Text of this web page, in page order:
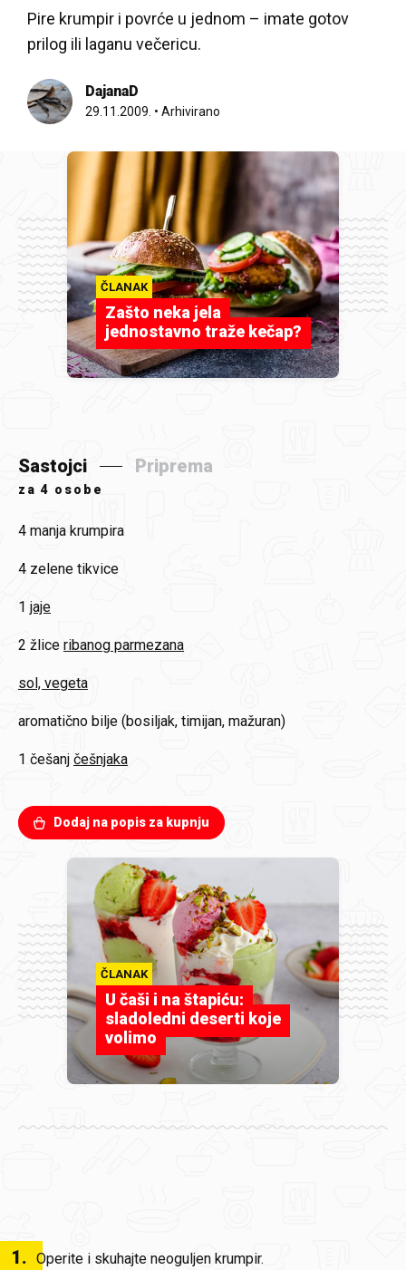
Pire krumpir i povrće u jednom – imate gotov
prilog ili laganu večericu.
DajanaD
29.11.2009. • Arhivirano
ČLANAK
Zašto neka jela
jednostavno traže kečap?
Sastojci Priprema
za 4 osobe
4 manja krumpira
4 zelene tikvice
1 jaje
2 žlice ribanog parmezana
sol, vegeta
aromatično bilje (bosiljak, timijan, mažuran)
1 češanj češnjaka
Dodaj na popis za kupnju
ČLANAK
U čaši i na štapiću:
sladoledni deserti koje
volimo
1. Operite i skuhajte neoguljen krumpir.